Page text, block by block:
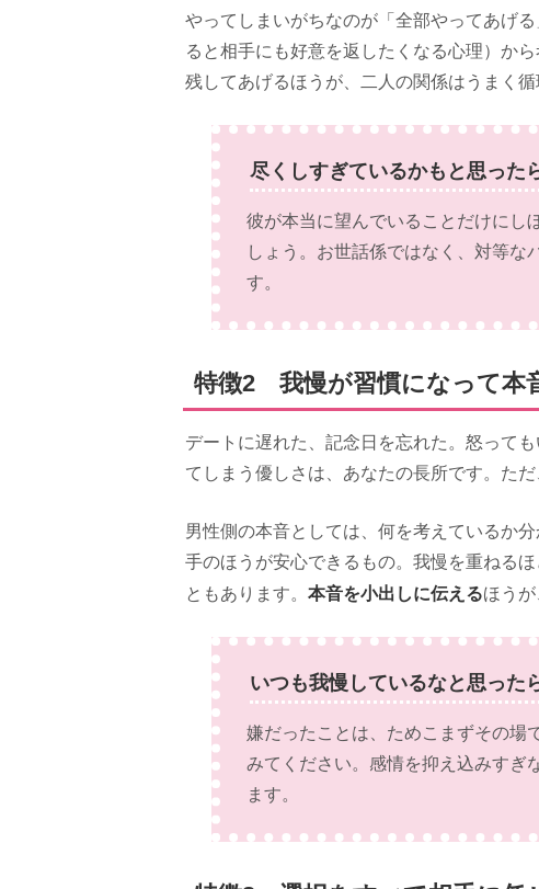
やってしまいがちなのが「全部やってあげ
ると相手にも好意を返したくなる心理）か
残してあげるほうが、二人の関係はうまく循
尽くしすぎているかもと思った
彼が本当に望んでいることだけにし
しょう。お世話係ではなく、対等な
す。
特徴2 我慢が習慣になって本
デートに遅れた、記念日を忘れた。怒って
てしまう優しさは、あなたの長所です。た
男性側の本音としては、何を考えているか
手のほうが安心できるもの。我慢を重ねる
ともあります。 本音を小出しに伝えるほうが
いつも我慢しているなと思った
嫌だったことは、ためこまずその場
みてください。感情を抑え込みすぎ
ます。